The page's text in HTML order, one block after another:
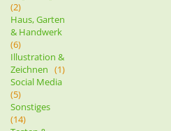
(2)
Haus, Garten
& Handwerk
(6)
Illustration &
Zeichnen (1)
Social Media
(5)
Sonstiges
(14)